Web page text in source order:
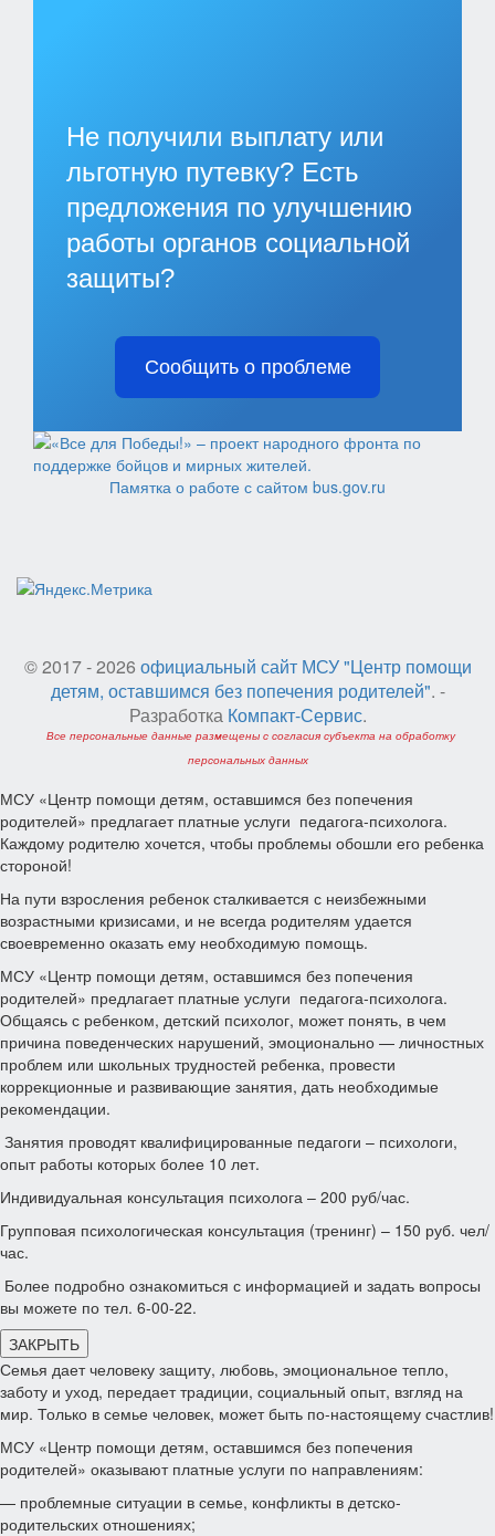
Не получили выплату или
льготную путевку? Есть
предложения по улучшению
работы органов социальной
защиты?
Сообщить о проблеме
Памятка о работе с сайтом bus.gov.ru
© 2017 - 2026 официальный сайт МСУ "Центр помощи
детям, оставшимся без попечения родителей". -
Разработка Компакт-Сервис.
Все персональные данные размещены с согласия субъекта на обработку
персональных данных
МСУ «Центр помощи детям, оставшимся без попечения
родителей» предлагает платные услуги педагога-психолога.
Каждому родителю хочется, чтобы проблемы обошли его ребенка
стороной!
На пути взросления ребенок сталкивается с неизбежными
возрастными кризисами, и не всегда родителям удается
своевременно оказать ему необходимую помощь.
МСУ «Центр помощи детям, оставшимся без попечения
родителей» предлагает платные услуги педагога-психолога.
Общаясь с ребенком, детский психолог, может понять, в чем
причина поведенческих нарушений, эмоционально — личностных
проблем или школьных трудностей ребенка, провести
коррекционные и развивающие занятия, дать необходимые
рекомендации.
Занятия проводят квалифицированные педагоги – психологи,
опыт работы которых более 10 лет.
Индивидуальная консультация психолога – 200 руб/час.
Групповая психологическая консультация (тренинг) – 150 руб. чел/
час.
Более подробно ознакомиться с информацией и задать вопросы
вы можете по тел. 6-00-22.
ЗАКРЫТЬ
Семья дает человеку защиту, любовь, эмоциональное тепло,
заботу и уход, передает традиции, социальный опыт, взгляд на
мир. Только в семье человек, может быть по-настоящему счастлив!
МСУ «Центр помощи детям, оставшимся без попечения
родителей» оказывают платные услуги по направлениям:
— проблемные ситуации в семье, конфликты в детско-
родительских отношениях;